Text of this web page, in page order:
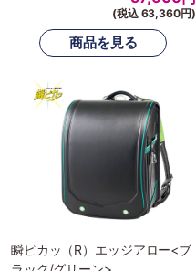
(税込 63,360円)
瞬ピカッ（R）エッジアロー<ブ